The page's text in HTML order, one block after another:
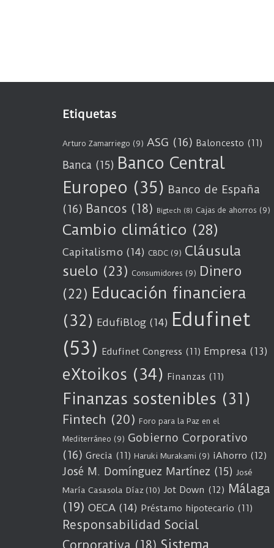
Etiquetas
Arturo Zamarriego (9) ASG (16) Baloncesto (11)
Banca (15) Banco Central
Europeo (35) Banco de España
(16) Bancos (18) Bigtech (8) Cajas de ahorros (9)
Cambio climático (28)
Capitalismo (14) CBDC (9) Cláusula
suelo (23) Consumidores (9) Dinero
(22) Educación financiera
(32) EdufiBlog (14) Edufinet
(53) Edufinet Congress (11) Empresa (13)
eXtoikos (34) Finanzas (11)
Finanzas sostenibles (31)
Fintech (20) Foro para la Paz en el
Mediterráneo (9) Gobierno Corporativo
(16) Grecia (11) Haruki Murakami (9) iAhorro (12)
José M. Domínguez Martínez (15) José
María Casasola Díaz (10) Jot Down (12) Málaga
(19) OECA (14) Préstamo hipotecario (11)
Responsabilidad Social
Sistema